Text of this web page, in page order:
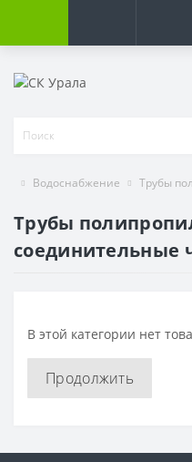
Водоснабжение Трубы
Трубы
соединительные
В этой категории нет
Продолжить